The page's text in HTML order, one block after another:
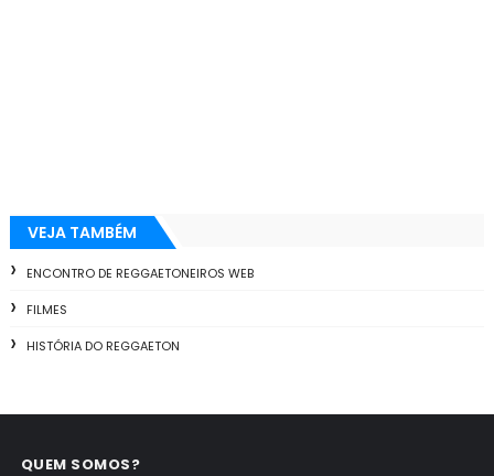
VEJA TAMBÉM
ENCONTRO DE REGGAETONEIROS WEB
FILMES
HISTÓRIA DO REGGAETON
QUEM SOMOS?